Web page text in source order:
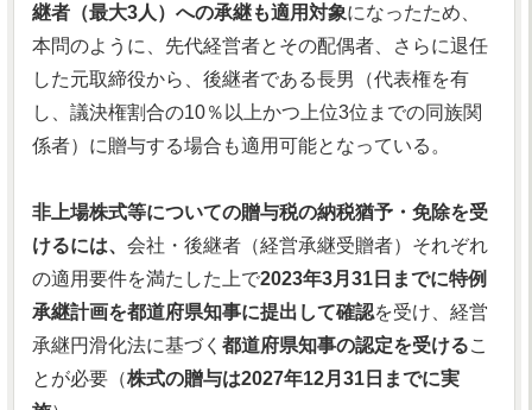
継者（最大3人）への承継も適用対象になったため、
本問のように、先代経営者とその配偶者、さらに退任
した元取締役から、後継者である長男（代表権を有
し、議決権割合の10％以上かつ上位3位までの同族関
係者）に贈与する場合も適用可能となっている。
非上場株式等についての贈与税の納税猶予・免除を受
けるには、 会社・後継者（経営承継受贈者）それぞれ
の適用要件を満たした上で2023年3月31日までに特例
承継計画を都道府県知事に提出して確認を受け、経営
承継円滑化法に基づく 都道府県知事の認定を受けるこ
とが必要（株式の贈与は2027年12月31日までに実